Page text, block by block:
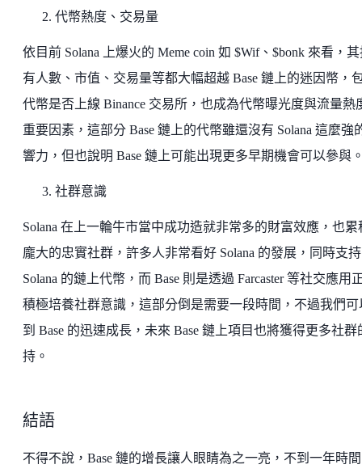
代幣熱度、交易量
依目前 Solana 上爆火的 Meme coin 如 $Wif、$bonk 來看，
有人數、市值、交易量等都大幅超越 Base 鏈上的迷因幣，
代幣是否上線 Binance 交易所，也成為代幣曝光度與流量熱
重要因素，這部分 Base 鏈上的代幣雖還沒有 Solana 這麼強
響力，但也說明 Base 鏈上可能出現更多早期機會可以參與
社群意識
Solana 在上一輪牛市當中成功造就非常多的財富效應，也累
龐大的忠實社群，許多人非常看好 Solana 的發展，同時支持
Solana 的鏈上代幣，而 Base 則是透過 Farcaster 等社交應用
積極培養社群意識，這部分倒是需要一段時間，不過我們可
到 Base 的迅速成長，未來 Base 鏈上項目也將獲得更多社群
持。
結語
不得不說，Base 鏈的增長讓人眼睛為之一亮，不到一年時